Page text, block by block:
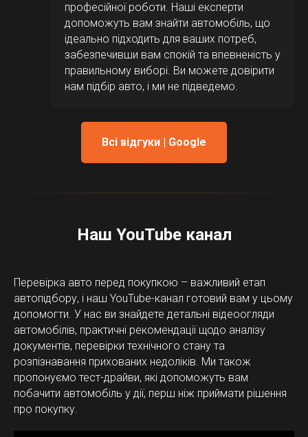
професійної роботи. Наші експерти
допоможуть вам знайти автомобіль, що
ідеально підходить для ваших потреб,
забезпечивши вам спокій та впевненість у
правильному виборі. Ви можете довірити
нам підбір авто, і ми не підведемо.
Всі відгуки | Google
Наш YouTube канал
Перевірка авто перед покупкою – важливий етап
автопідбору, і наш YouTube-канал готовий вам у цьому
допомогти. У нас ви знайдете детальні відеоогляди
автомобілів, практичні рекомендації щодо аналізу
документів, перевірки технічного стану та
розпізнавання прихованих недоліків. Ми також
пропонуємо тест-драйви, які допоможуть вам
побачити автомобіль у дії, перш ніж приймати рішення
про покупку.